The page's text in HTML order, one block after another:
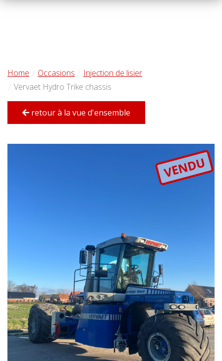
Home Occasions
Injection de lisier
Vervaet Hydro Trike chassis
retour à la vue d'ensemble
VENDU